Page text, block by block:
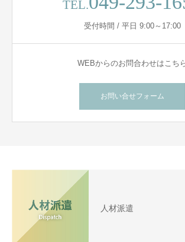
TEL.
受付時間 / 平日 9:00～17:00
WEBからのお問合わせはこち
お問い合せフォーム
人材派遣